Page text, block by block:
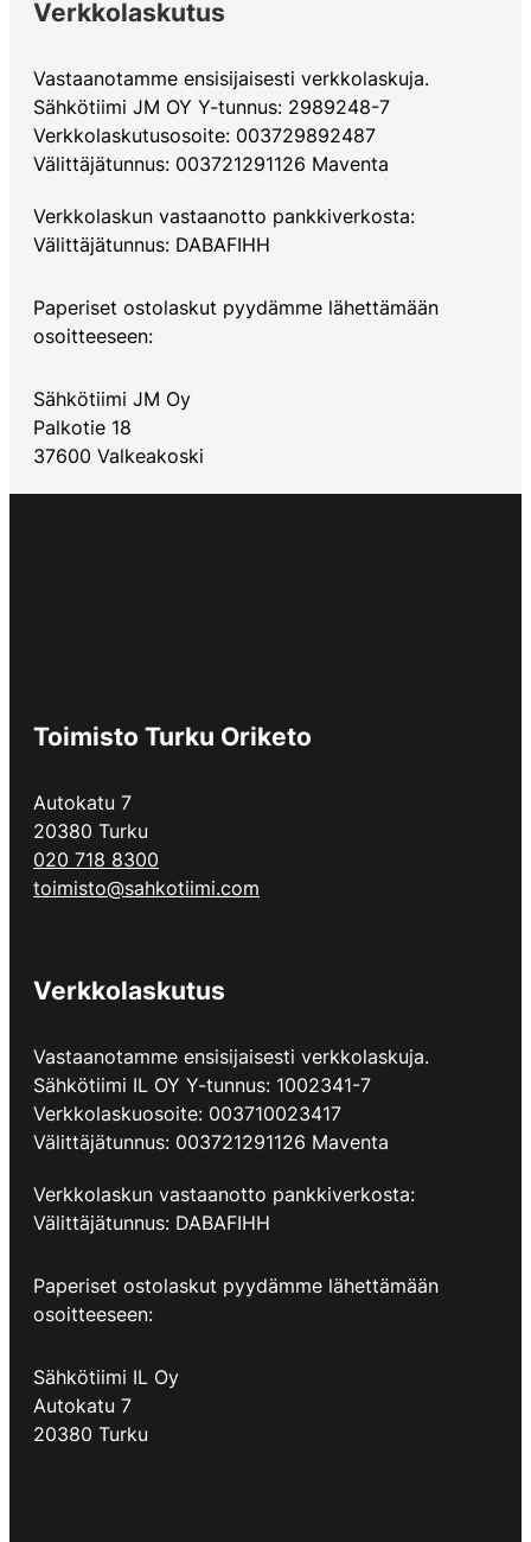
Verkkolaskutus
Vastaanotamme ensisijaisesti verkkolaskuja.
Sähkötiimi JM OY Y-tunnus: 2989248-7
Verkkolaskutusosoite: 003729892487
Välittäjätunnus: 003721291126 Maventa
Verkkolaskun vastaanotto pankkiverkosta:
​Välittäjätunnus: DABAFIHH
Paperiset ostolaskut pyydämme lähettämään
osoitteeseen:
Sähkötiimi JM Oy
Palkotie 18
37600 Valkeakoski
Toimisto Turku Oriketo
Autokatu 7
20380 Turku
020 718 8300
toimisto@sahkotiimi.com
Verkkolaskutus
Vastaanotamme ensisijaisesti verkkolaskuja.
Sähkötiimi IL OY Y-tunnus: 1002341-7
Verkkolaskuosoite: 003710023417
Välittäjätunnus: 003721291126 Maventa
Verkkolaskun vastaanotto pankkiverkosta:
​Välittäjätunnus: DABAFIHH
Paperiset ostolaskut pyydämme lähettämään
osoitteeseen:
Sähkötiimi IL Oy
Autokatu 7
20380 Turku